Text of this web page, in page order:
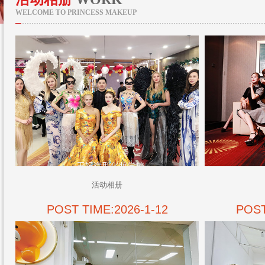
WELCOME TO PRINCESS MAKEUP
活动相册
POST TIME:2026-1-12